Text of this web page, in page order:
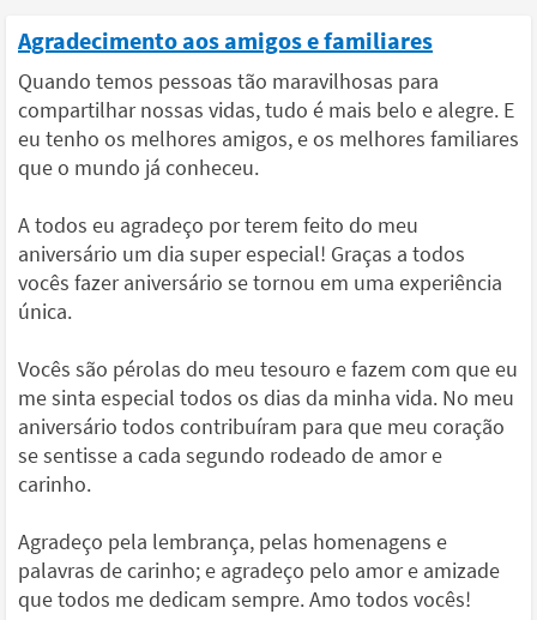
Agradecimento aos amigos e familiares
Quando temos pessoas tão maravilhosas para
compartilhar nossas vidas, tudo é mais belo e alegre. E
eu tenho os melhores amigos, e os melhores familiares
que o mundo já conheceu.
A todos eu agradeço por terem feito do meu
aniversário um dia super especial! Graças a todos
vocês fazer aniversário se tornou em uma experiência
única.
Vocês são pérolas do meu tesouro e fazem com que eu
me sinta especial todos os dias da minha vida. No meu
aniversário todos contribuíram para que meu coração
se sentisse a cada segundo rodeado de amor e
carinho.
Agradeço pela lembrança, pelas homenagens e
palavras de carinho; e agradeço pelo amor e amizade
que todos me dedicam sempre. Amo todos vocês!